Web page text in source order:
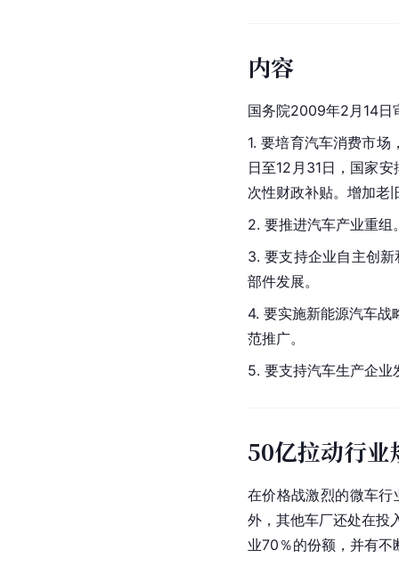
内容
国务院2009年2月14日
1. 要培育汽车消费市
日至12月31日，国家
次性财政补贴。增加老
2. 要推进汽车产业重组
3. 要支持企业自主创
部件发展。
4. 要实施新能源汽车战
范推广。
5. 要支持汽车生产企业
50亿拉动行业
在价格战激烈的微车
外，其他车厂还处在投
业70％的份额，并有不